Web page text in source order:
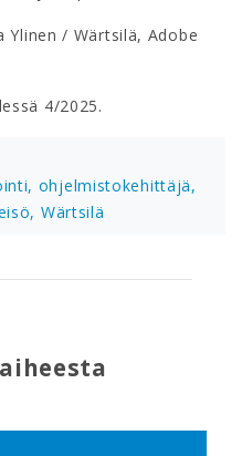
Ylinen / Wärtsilä, Adobe
4/2025.
ohjelmistokehittäjä,
Wärtsilä